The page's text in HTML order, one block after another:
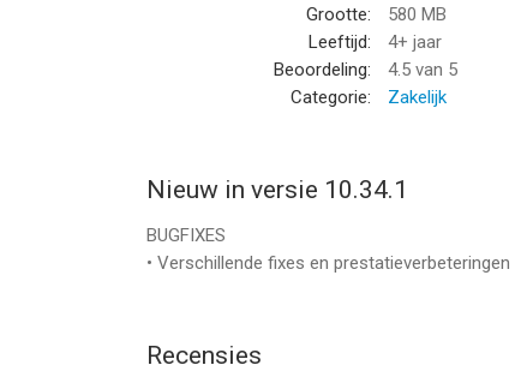
Grootte:
580 MB
Leeftijd:
4+ jaar
Beoordeling:
4.5 van 5
Categorie:
Zakelijk
Nieuw in versie 10.34.1
BUGFIXES
• Verschillende fixes en prestatieverbeteringen
Recensies